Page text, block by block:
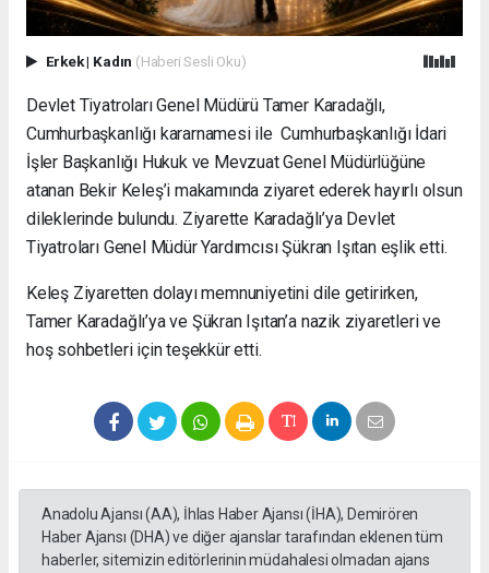
Erkek| Kadın (Haberi Sesli Oku)
Devlet Tiyatroları Genel Müdürü Tamer Karadağlı,
Cumhurbaşkanlığı kararnamesi ile Cumhurbaşkanlığı İdari
İşler Başkanlığı Hukuk ve Mevzuat Genel Müdürlüğüne
atanan Bekir Keleş’i makamında ziyaret ederek hayırlı olsun
dileklerinde bulundu. Ziyarette Karadağlı’ya Devlet
Tiyatroları Genel Müdür Yardımcısı Şükran Işıtan eşlik etti.
Keleş Ziyaretten dolayı memnuniyetini dile getirirken,
Tamer Karadağlı’ya ve Şükran Işıtan’a nazik ziyaretleri ve
hoş sohbetleri için teşekkür etti.
Anadolu Ajansı (AA), İhlas Haber Ajansı (İHA), Demirören
Haber Ajansı (DHA) ve diğer ajanslar tarafından eklenen tüm
haberler, sitemizin editörlerinin müdahalesi olmadan ajans